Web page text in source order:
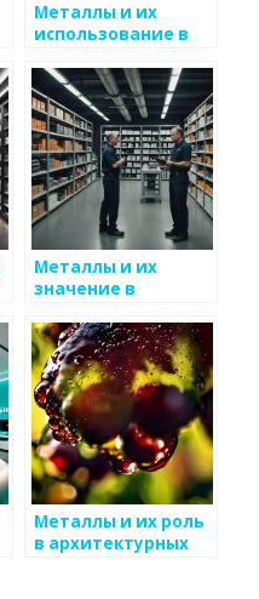
Металлы и их
использование в
временных
сооружений
Металлы и их
значение в
Металлы и их роль
в архитектурных